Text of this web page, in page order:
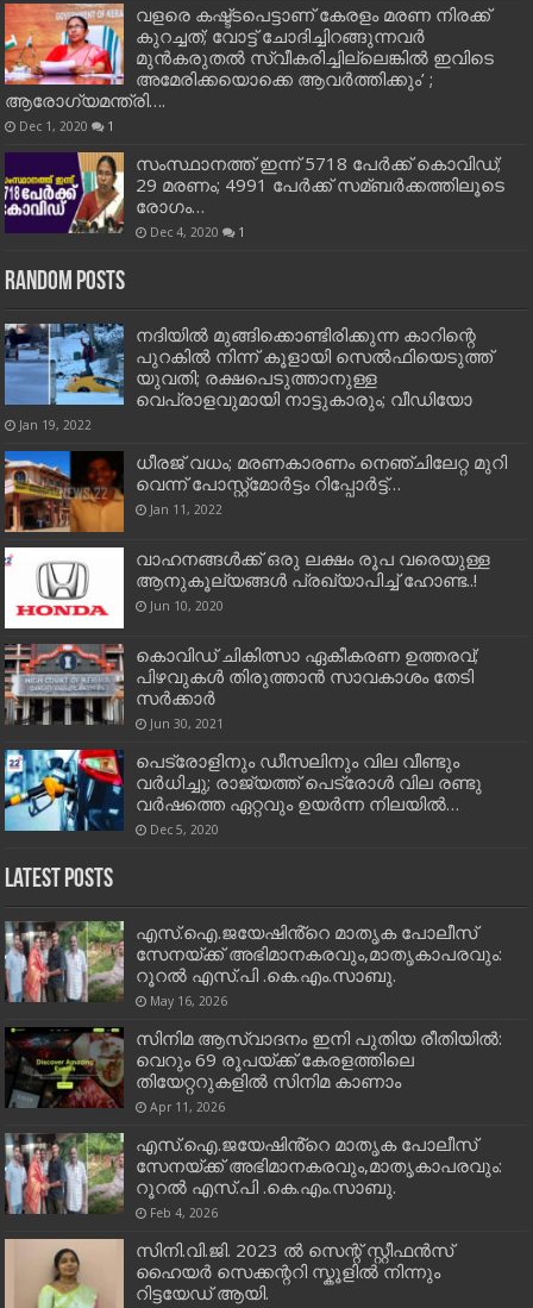
വളരെ കഷ്ട്ടപെട്ടാണ് കേരളം മരണ നിരക്ക്
കുറച്ചത്; വോട്ട് ചോദിച്ചിറങ്ങുന്നവർ
മുൻകരുതൽ സ്വീകരിച്ചില്ലെങ്കിൽ ഇവിടെ
അമേരിക്കയൊക്കെ ആവർത്തിക്കും’ ;
ആരോഗ്യമന്ത്രി….
Dec 1, 2020 1
സംസ്ഥാനത്ത് ഇന്ന് 5718 പേര്‍ക്ക് കൊവിഡ്;
29 മരണം; 4991 പേര്‍ക്ക് സമ്ബര്‍ക്കത്തിലൂടെ
രോഗം…
Dec 4, 2020 1
Random Posts
നദിയില്‍ മുങ്ങിക്കൊണ്ടിരിക്കുന്ന കാറിന്റെ
പുറകില്‍ നിന്ന് കൂളായി സെല്‍ഫിയെടുത്ത്
യുവതി; രക്ഷപെടുത്താനുള്ള
വെപ്രാളവുമായി നാട്ടുകാരും; വീഡിയോ
Jan 19, 2022
ധീ​ര​ജ് വ​ധം; മ​ര​ണ​കാ​ര​ണം നെ​ഞ്ചി​ലേ​റ്റ മു​റി​
വെ​ന്ന് പോ​സ്റ്റ്മോ​ര്‍​ട്ടം റി​പ്പോ​ര്‍​ട്ട്…
Jan 11, 2022
വാഹനങ്ങൾക്ക് ഒരു ലക്ഷം രൂപ വരെയുള്ള
ആനുകൂല്യങ്ങൾ പ്രഖ്യാപിച്ച്‌ ഹോണ്ട..!
Jun 10, 2020
കൊവിഡ് ചികിത്സാ ഏകീകരണ ഉത്തരവ്;
പിഴവുകൾ തിരുത്താൻ സാവകാശം തേടി
സർക്കാർ
Jun 30, 2021
പെട്രോളിനും ഡീസലിനും വില വീണ്ടും
വര്‍ധിച്ചു; രാജ്യത്ത് പെട്രോള്‍ വില രണ്ടു
വര്‍ഷത്തെ ഏറ്റവും ഉയര്‍ന്ന നിലയില്‍…
Dec 5, 2020
Latest Posts
എസ്.ഐ.ജയേഷിൻ്റെ മാതൃക പോലീസ്
സേനയ്ക്ക് അഭിമാനകരവും,മാതൃകാപരവും:
റൂറൽ എസ്.പി .കെ.എം.സാബു.
May 16, 2026
സിനിമ ആസ്വാദനം ഇനി പുതിയ രീതിയിൽ:
വെറും 69 രൂപയ്ക്ക് കേരളത്തിലെ
തിയേറ്ററുകളിൽ സിനിമ കാണാം
Apr 11, 2026
എസ്.ഐ.ജയേഷിൻ്റെ മാതൃക പോലീസ്
സേനയ്ക്ക് അഭിമാനകരവും,മാതൃകാപരവും:
റൂറൽ എസ്.പി .കെ.എം.സാബു.
Feb 4, 2026
സിനി.വി.ജി. 2023 ൽ സെന്റ് സ്റ്റീഫൻസ്
ഹൈയർ സെക്കന്ററി സ്കൂളിൽ നിന്നും
റിട്ടയേഡ് ആയി.